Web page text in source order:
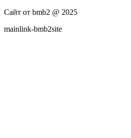
Сайт от bmb2 @ 2025
mainlink-bmb2site